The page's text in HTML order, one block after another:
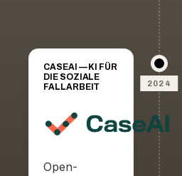
2024
CASEAI — KI FÜR
DIE SOZIALE
FALLARBEIT
Open-